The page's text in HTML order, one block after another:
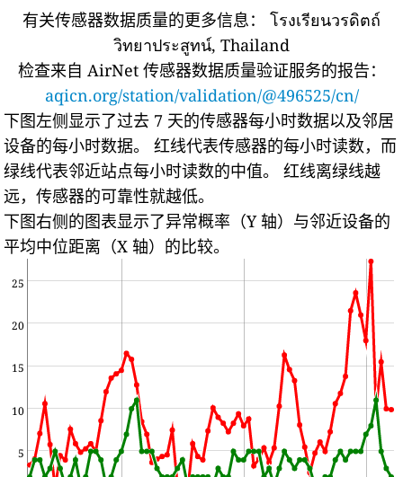
有关传感器数据质量的更多信息：
โรงเรียนวรดิตถ์
วิทยาประสูทน์, Thailand
检查来自 AirNet 传感器数据质量验证服务的报告：
aqicn.org/station/validation/@496525/cn/
下图左侧显示了过去 7 天的传感器每小时数据以及邻居
设备的每小时数据。
红线代表传感器的每小时读数，而
绿线代表邻近站点每小时读数的中值。
红线离绿线越
远，传感器的可靠性就越低。
下图右侧的图表显示了异常概率（Y 轴）与邻近设备的
平均中位距离（X 轴）的比较。
5
10
15
20
25